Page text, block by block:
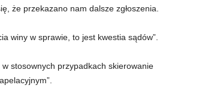
że przekazano nam dalsze zgłoszenia.
winy w sprawie, to jest kwestia sądów”.
stosownych przypadkach skierowanie